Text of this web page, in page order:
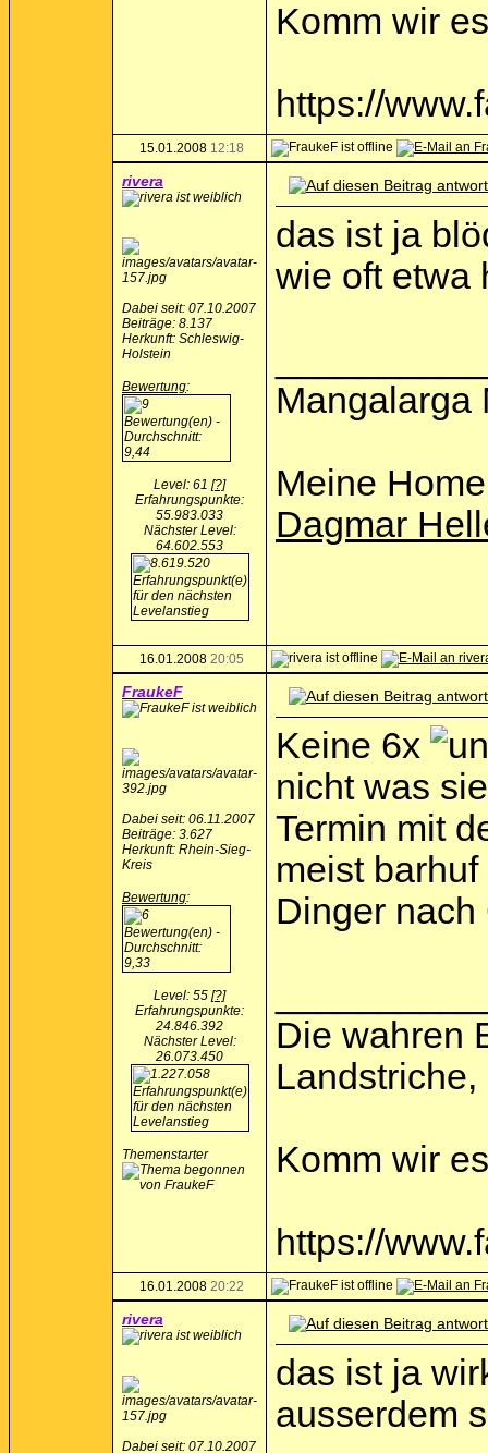
Komm wir
https://
15.01.2008 12:18
rivera
Dabei seit: 07.10.2007
Beiträge: 8.137
Herkunft: Schleswig-
Holstein
Bewertung:
Level: 61 [?]
Erfahrungspunkte:
55.983.033
Nächster Level:
64.602.553
das ist ja
wie oft etwa
Mangalarga
Meine
Dagmar
16.01.2008 20:05
FraukeF
Dabei seit: 06.11.2007
Beiträge: 3.627
Herkunft: Rhein-Sieg-
Kreis
Bewertung:
Level: 55 [?]
Erfahrungspunkte:
24.846.392
Nächster Level:
26.073.450
Themenstarter
Keine 6x
nicht was
Termin mit
meist
Dinger
Die wahren
Komm wir
https://
16.01.2008 20:22
rivera
Dabei seit: 07.10.2007
das ist ja
ausserdem